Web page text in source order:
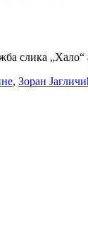
слика „Хало“
, Зоран